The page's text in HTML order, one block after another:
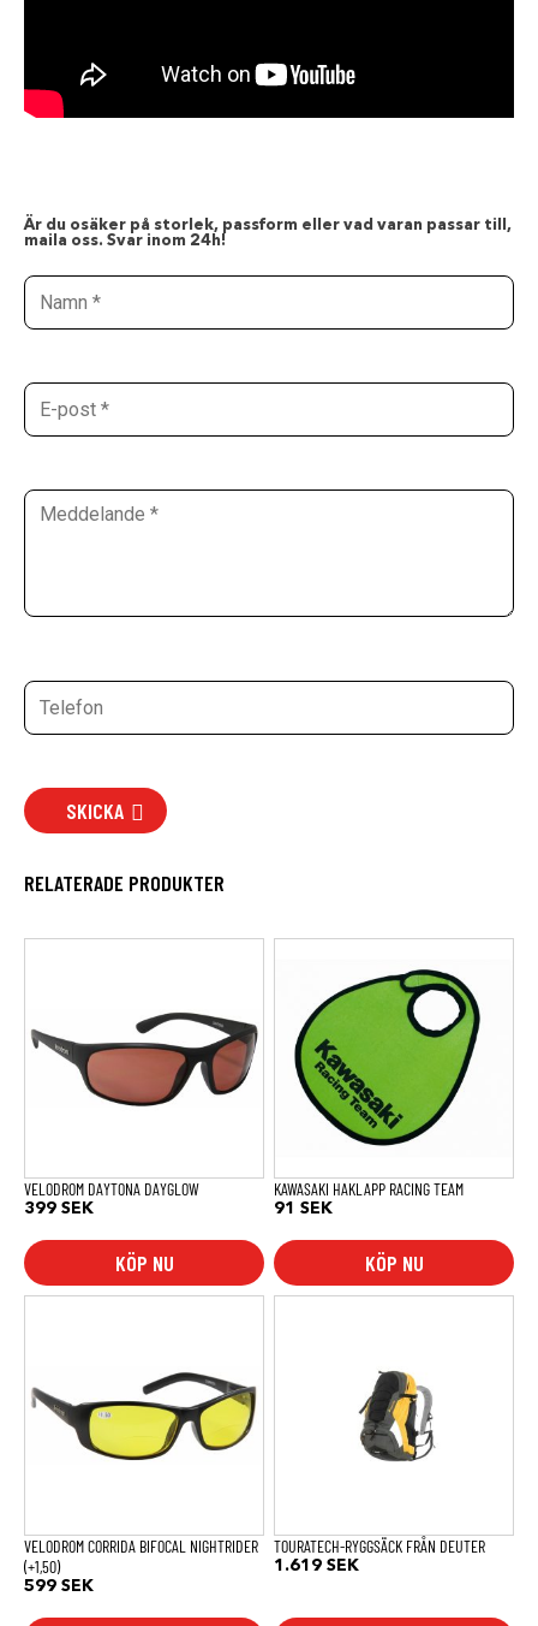
Är du osäker på storlek, passform eller vad varan passar till,
maila oss. Svar inom 24h!
SKICKA
RELATERADE PRODUKTER
VELODROM DAYTONA DAYGLOW
399 SEK
KÖP NU
KAWASAKI HAKLAPP RACING TEAM
91 SEK
KÖP NU
VELODROM CORRIDA BIFOCAL NIGHTRIDER
(+1,50)
599 SEK
TOURATECH-RYGGSÄCK FRÅN DEUTER
1.619 SEK